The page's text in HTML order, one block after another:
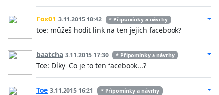
Fox01 3.11.2015 18:42 * Připomínky a návrhy
toe: můžeš hodit link na ten jejich facebook?
baatcha 3.11.2015 17:30 * Připomínky a návrhy
Toe: Díky! Co je to ten facebook...?
Toe 3.11.2015 16:21 * Připomínky a návrhy